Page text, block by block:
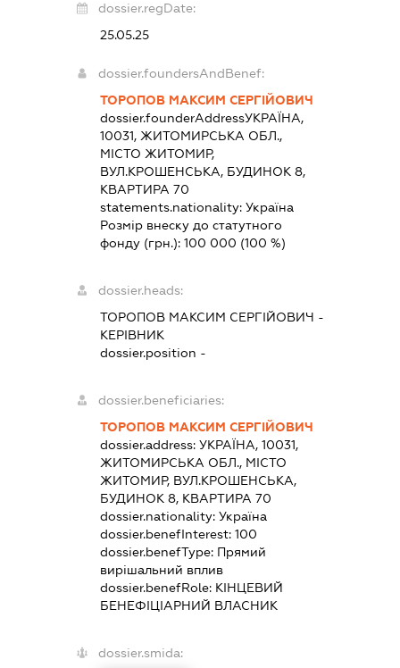
dossier.regDate:
25.05.25
dossier.foundersAndBenef:
ТОРОПОВ МАКСИМ СЕРГІЙОВИЧ
dossier.founderAddressУКРАЇНА,
10031, ЖИТОМИРСЬКА ОБЛ.,
МІСТО ЖИТОМИР,
ВУЛ.КРОШЕНСЬКА, БУДИНОК 8,
КВАРТИРА 70
statements.nationality: Україна
Розмір внеску до статутного
фонду (грн.): 100 000 (100 %)
dossier.heads:
ТОРОПОВ МАКСИМ СЕРГІЙОВИЧ -
КЕРІВНИК
dossier.position -
dossier.beneficiaries:
ТОРОПОВ МАКСИМ СЕРГІЙОВИЧ
dossier.address: УКРАЇНА, 10031,
ЖИТОМИРСЬКА ОБЛ., МІСТО
ЖИТОМИР, ВУЛ.КРОШЕНСЬКА,
БУДИНОК 8, КВАРТИРА 70
dossier.nationality: Україна
dossier.benefInterest: 100
dossier.benefType: Прямий
вирішальний вплив
dossier.benefRole: КІНЦЕВИЙ
БЕНЕФІЦІАРНИЙ ВЛАСНИК
dossier.smida: